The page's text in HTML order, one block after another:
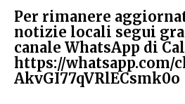
Per rimanere
notizie locali segui
canale WhatsApp di
https://whatsapp.com/
AkvGI77qVRlECsmk0o